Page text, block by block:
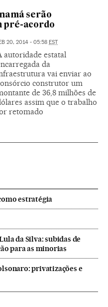
serão
pré-acordo
20, 2014 - 05:58 EST
autoridade estatal
da
vai enviar ao
construtor um
de 36,8 milhões de
assim que o trabalho
retomado
estratégia
da Silva: subidas de
para as minorias
privatizações e